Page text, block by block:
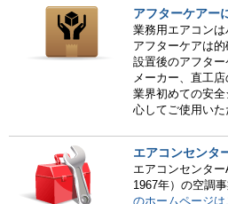
アフターケアー
業務用エアコン
アフターケアは的
設置後のアフター
メーカー、直工
業界初めての安
心してご使用いた
エアコンセンタ
エアコンセンタ
1967年）の空調
のホームページ